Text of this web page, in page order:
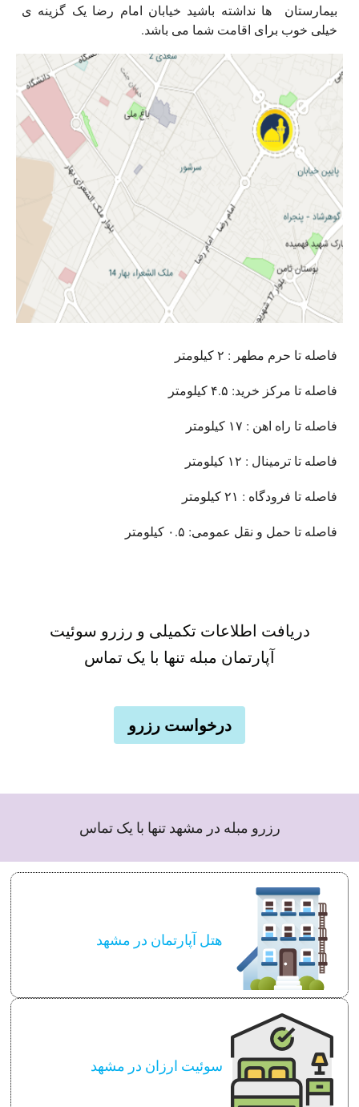
بیمارستان ها نداشته باشید خیابان امام رضا یک گزینه ی
خیلی خوب برای اقامت شما می باشد.
فاصله تا حرم مطهر : ۲ کیلومتر
فاصله تا مرکز خرید: ۴.۵ کیلومتر
فاصله تا راه اهن : ۱۷ کیلومتر
فاصله تا ترمینال : ۱۲ کیلومتر
فاصله تا فرودگاه : ۲۱ کیلومتر
فاصله تا حمل و نقل عمومی: ۰.۵ کیلومتر
دریافت اطلاعات تکمیلی و رزرو سوئیت
آپارتمان مبله تنها با یک تماس
درخواست رزرو
رزرو مبله در مشهد تنها با یک تماس
هتل آپارتمان در مشهد
سوئیت ارزان در مشهد